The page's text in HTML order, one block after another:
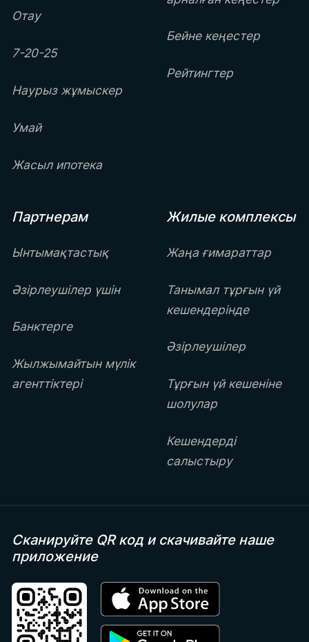
Отау
7-20-25
Наурыз жұмыскер
Умай
Жасыл ипотека
Бейне кеңестер
Рейтингтер
Партнерам
Ынтымақтастық
Әзірлеушілер үшін
Банктерге
Жылжымайтын мүлік
агенттіктері
Жилые комплексы
Жаңа ғимараттар
Танымал тұрғын үй
кешендерінде
Әзірлеушілер
Тұрғын үй кешеніне
шолулар
Кешендерді
салыстыру
Сканируйте QR код и скачивайте наше
приложение